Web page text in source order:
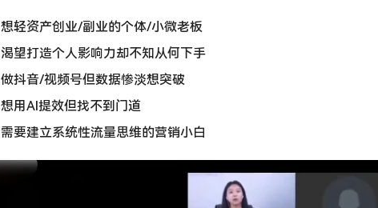
想轻资产创业/副业的个体/小微老板
渴望打造个人影响力却不知从何下手
做抖音/视频号但数据惨淡想突破
想用AI提效但找不到门道
需要建立系统性流量思维的营销小白